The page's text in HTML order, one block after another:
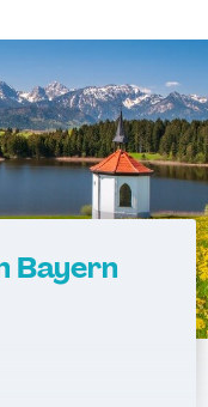
Bayern